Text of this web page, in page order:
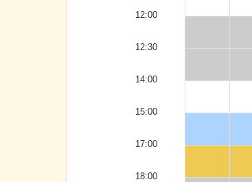
12:00
12:30
14:00
15:00
17:00
18:00